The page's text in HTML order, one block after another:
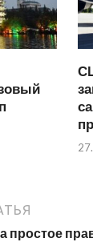
простое